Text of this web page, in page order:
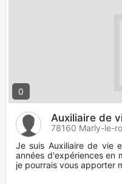
0
Auxiliaire de
78160 Marly-le-
Je suis Auxiliaire de vie
années d'expériences en
je pourrais vous apporter